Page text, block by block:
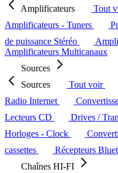
Amplificateurs
Tout
Amplificateurs - Tuners
de puissance Stéréo
Amplificateurs Multicanaux
Sources
Sources
Tout voir
Radio Internet
Lecteurs CD
Drives /
Horloges - Clock
cassettes
Récepteurs
Chaînes HI-FI